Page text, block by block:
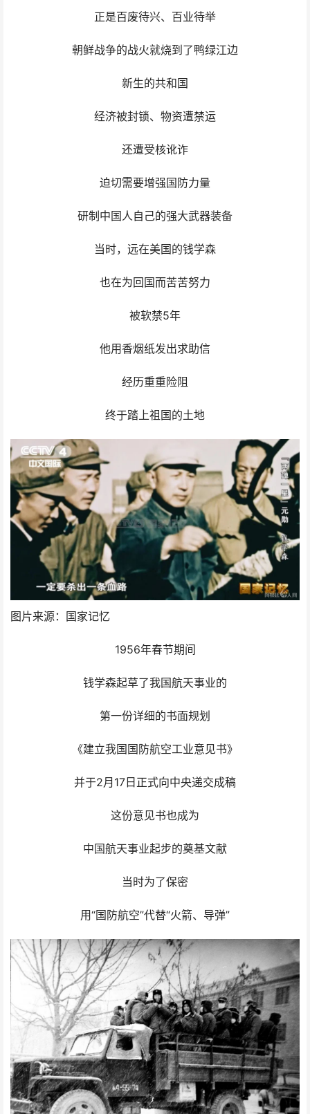
正是百废待兴、百业待举
朝鲜战争的战火就烧到了鸭绿江边
新生的共和国
经济被封锁、物资遭禁运
还遭受核讹诈
迫切需要增强国防力量
研制中国人自己的强大武器装备
当时，远在美国的钱学森
也在为回国而苦苦努力
被软禁5年
他用香烟纸发出求助信
经历重重险阻
终于踏上祖国的土地
图片来源：国家记忆
1956年春节期间
钱学森起草了我国航天事业的
第一份详细的书面规划
《建立我国国防航空工业意见书》
并于2月17日正式向中央递交成稿
这份意见书也成为
中国航天事业起步的奠基文献
当时为了保密
用“国防航空”代替“火箭、导弹”